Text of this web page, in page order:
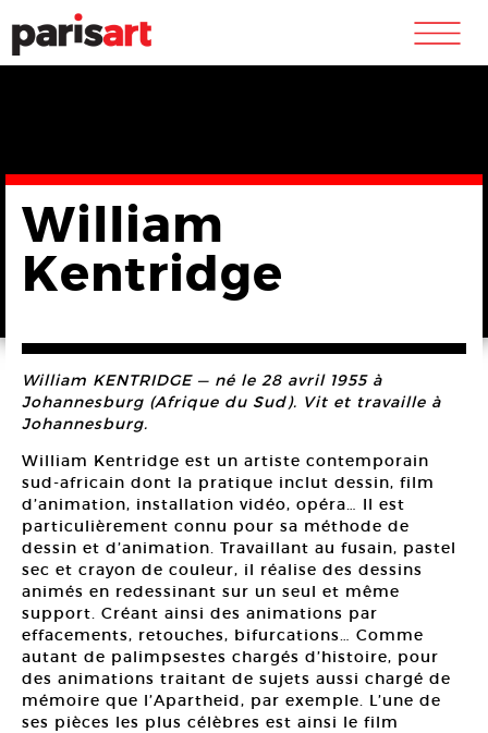
m
William
Kentridge
William KENTRIDGE — né le 28 avril 1955 à
Johannesburg (Afrique du Sud). Vit et travaille à
Johannesburg.
William Kentridge est un artiste contemporain
sud-africain dont la pratique inclut dessin, film
d’animation, installation vidéo, opéra… Il est
particulièrement connu pour sa méthode de
dessin et d’animation. Travaillant au fusain, pastel
sec et crayon de couleur, il réalise des dessins
animés en redessinant sur un seul et même
support. Créant ainsi des animations par
effacements, retouches, bifurcations… Comme
autant de palimpsestes chargés d’histoire, pour
des animations traitant de sujets aussi chargé de
mémoire que l’Apartheid, par exemple. L’une de
ses pièces les plus célèbres est ainsi le film